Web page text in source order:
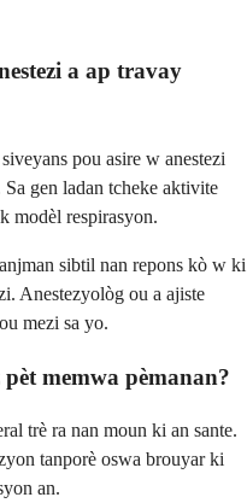
a ap travay
pou asire w anestezi
gen ladan tcheke aktivite
modèl respirasyon.
sibtil nan repons kò w ki
Anestezyològ ou a ajiste
mezi sa yo.
memwa pèmanan?
trè ra nan moun ki an sante.
tanporè oswa brouyar ki
an.